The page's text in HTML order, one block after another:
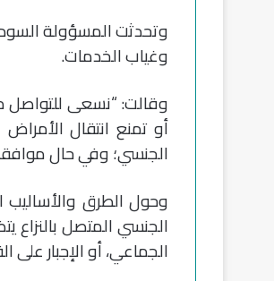
وتحدثت المسؤولة
وغياب الخدمات.
وقالت: “نسعى للتواصل
أو تمنع انتقال
الجنسي؛ وفي حال
وحول الطرق
الجنسي المتصل بالنزاع
الجماعي، أو الإجبار على